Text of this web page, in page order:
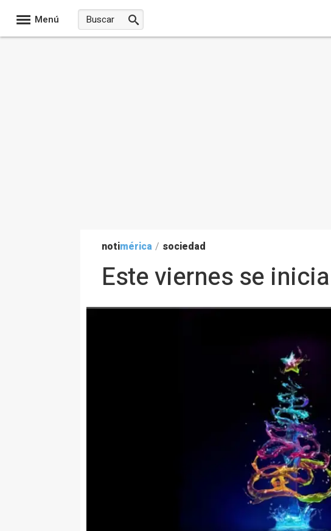
Menú
notimérica / sociedad
Este viernes se